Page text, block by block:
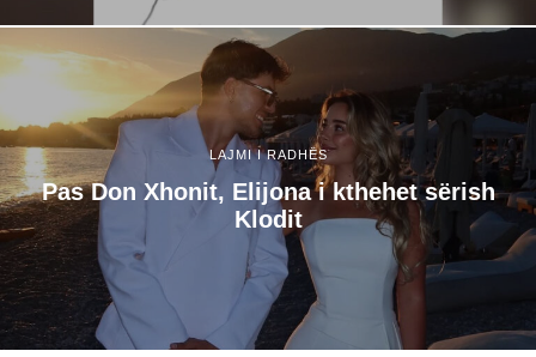
LAJMI I RADHËS
Pas Don Xhonit, Elijona i kthehet sërish
Klodit